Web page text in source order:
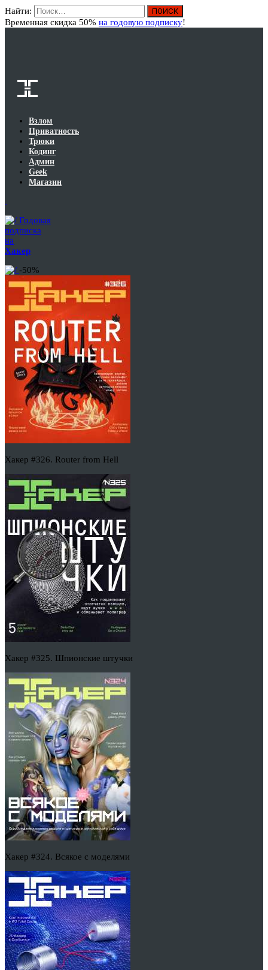
Найти:
Временная скидка 50% на годовую подписку!
Взлом
Приватность
Трюки
Кодинг
Админ
Geek
Магазин
Годовая
подписка
на
Хакер
-50%
Хакер #326. Router from Hell
Хакер #325. Шпионские штучки
Хакер #324. Всякое с моделями